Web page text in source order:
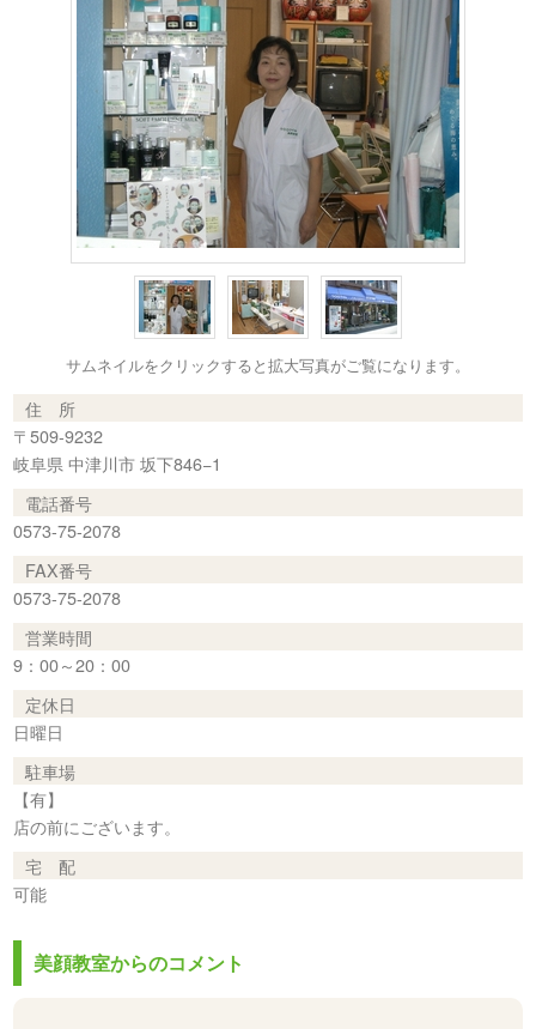
サムネイルをクリックすると拡大写真がご覧になります。
住 所
〒509-9232
岐阜県 中津川市 坂下846−1
電話番号
0573-75-2078
FAX番号
0573-75-2078
営業時間
9：00～20：00
定休日
日曜日
駐車場
【有】
店の前にございます。
宅 配
可能
美顔教室からのコメント